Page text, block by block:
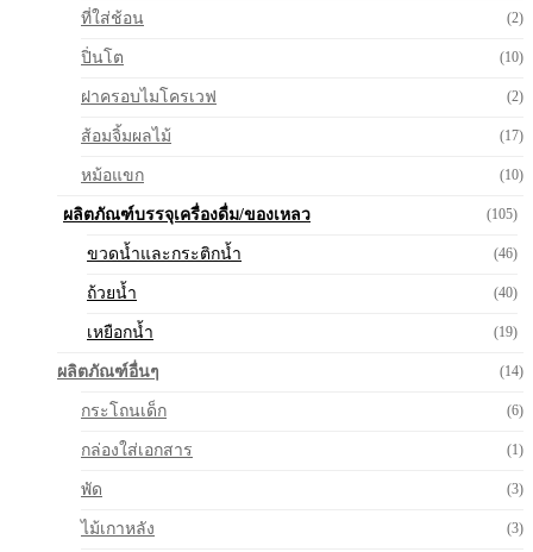
ที่ใส่ช้อน (2)
ปิ่นโต (10)
ฝาครอบไมโครเวฟ (2)
ส้อมจิ้มผลไม้ (17)
หม้อแขก (10)
ผลิตภัณฑ์บรรจุเครื่องดื่ม/ของเหลว (105)
ขวดน้ำและกระติกน้ำ (46)
ถ้วยน้ำ (40)
เหยือกน้ำ (19)
ผลิตภัณฑ์อื่นๆ (14)
กระโถนเด็ก (6)
กล่องใส่เอกสาร (1)
พัด (3)
ไม้เกาหลัง (3)